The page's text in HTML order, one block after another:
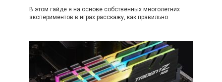
В этом гайде я на основе собственных многолетних
экспериментов в играх расскажу, как правильно